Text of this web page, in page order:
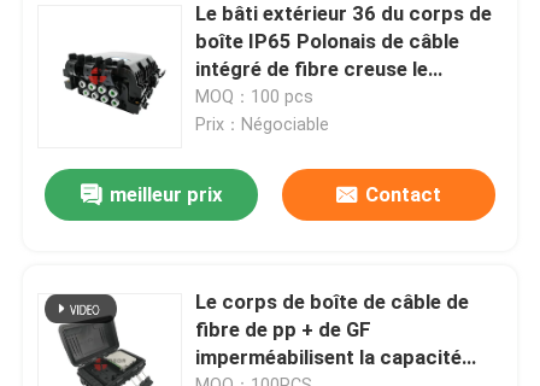
Contactez-nous
Cas
Blog
Demandez une citation
Le bâti extérieur 36 du corps de
boîte IP65 Polonais de câble
intégré de fibre creuse le
connecteur rapide de Sc 8
MOQ：100 pcs
Prix：Négociable
meilleur prix Contact
Le corps de boîte de câble de
fibre de pp + de GF
imperméabilisent la capacité